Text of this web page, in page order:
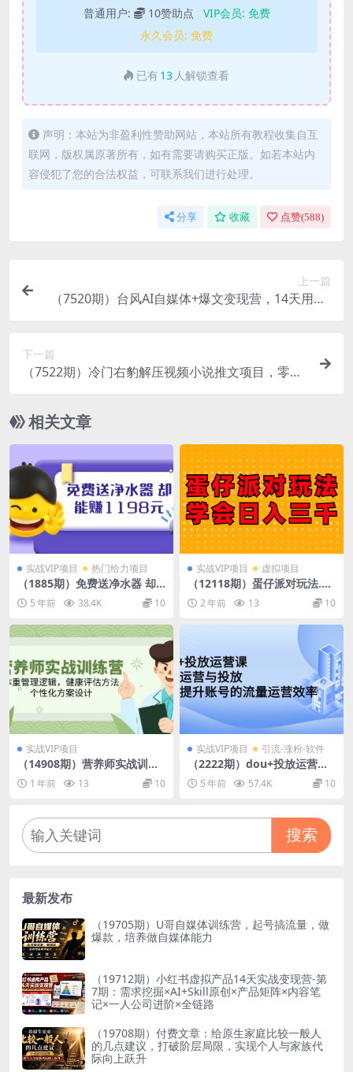
普通用户: 10赞助点 VIP会员: 免费
永久会员: 免费
已有 13 人解锁查看
声明：本站为非盈利性赞助网站，本站所有教程收集自互
联网，版权属原著所有，如有需要请购买正版。如若本站内
容侵犯了您的合法权益，可联系我们进行处理。
分享 收藏 点赞(588)
上一篇
（7520期）台风AI自媒体+爆文变现营，14天用GP
下一篇
（7522期）冷门右豹解压视频小说推文项目，零粉
相关文章
实战VIP项目 热门给力项目
（1885期）免费送净水器 却
能赚1198元+B站引流+微博挂
着就来红包 一天200 (5个项
目)
5 年前 38.4K 10
实战VIP项目 虚拟项目
（12118期）蛋仔派对玩法.学
会日入三千.磁力巨星跟游戏发
行人都能做
2 年前 13 10
实战VIP项目
（14908期）营养师实战训练
营，体重管理逻辑，健康评估
方法，个性化方案设计
1 年前 13 10
实战VIP项目 引流-涨粉-软件
（2222期）dou+投放运营
课：搞懂运营与投放，全面提
升账号的流量运营效率
5 年前 57.4K 10
搜索
最新发布
（19705期）U哥自媒体训练营，起号搞流量，做
爆款，培养做自媒体能力
（19712期）小红书虚拟产品14天实战变现营-第
7期：需求挖掘×AI+Skill原创×产品矩阵×内容笔
记×一人公司进阶×全链路
（19708期）付费文章：给原生家庭比较一般人
的几点建议，打破阶层局限，实现个人与家族代
际向上跃升